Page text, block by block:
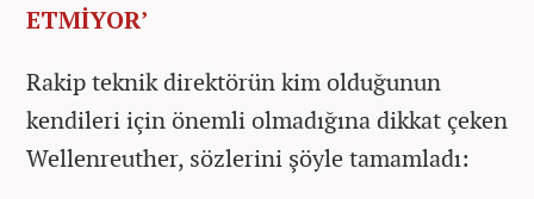
ETMİYOR’
Rakip teknik direktörün kim olduğunun
kendileri için önemli olmadığına dikkat çeken
Wellenreuther, sözlerini şöyle tamamladı: